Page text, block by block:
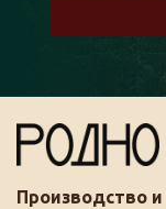
Производство и